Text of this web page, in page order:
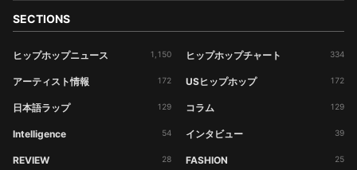
SECTIONS
ヒップホップニュース 1,150 ヒップホップチャート 334
アーティスト情報 172 USヒップホップ 172
日本語ラップ 129 コラム 129
Intelligence 54 インタビュー 39
REVIEW 28 FASHION 25